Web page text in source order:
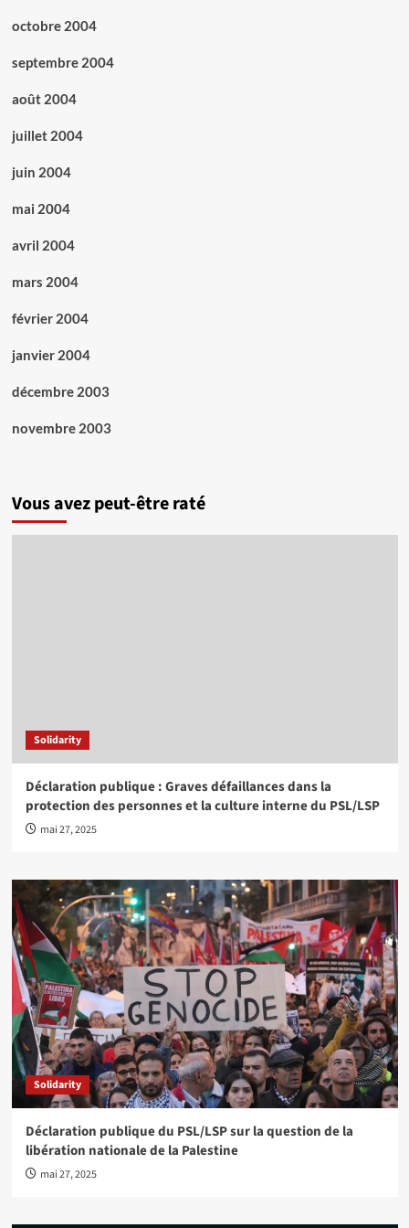
octobre 2004
septembre 2004
août 2004
juillet 2004
juin 2004
mai 2004
avril 2004
mars 2004
février 2004
janvier 2004
décembre 2003
novembre 2003
Vous avez peut-être raté
Solidarity
Déclaration publique : Graves défaillances dans la
protection des personnes et la culture interne du PSL/LSP
mai 27, 2025
Solidarity
Déclaration publique du PSL/LSP sur la question de la
libération nationale de la Palestine
mai 27, 2025